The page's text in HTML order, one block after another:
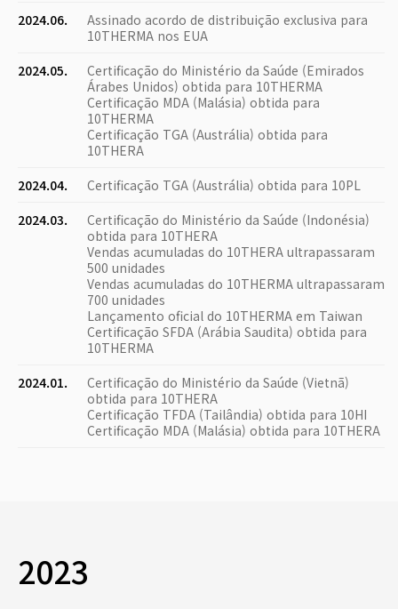
2024.06.
Assinado acordo de distribuição exclusiva para
10THERMA nos EUA
2024.05.
Certificação do Ministério da Saúde (Emirados
Árabes Unidos) obtida para 10THERMA
Certificação MDA (Malásia) obtida para
10THERMA
Certificação TGA (Austrália) obtida para
10THERA
2024.04.
Certificação TGA (Austrália) obtida para 10PL
2024.03.
Certificação do Ministério da Saúde (Indonésia)
obtida para 10THERA
Vendas acumuladas do 10THERA ultrapassaram
500 unidades
Vendas acumuladas do 10THERMA ultrapassaram
700 unidades
Lançamento oficial do 10THERMA em Taiwan
Certificação SFDA (Arábia Saudita) obtida para
10THERMA
2024.01.
Certificação do Ministério da Saúde (Vietnã)
obtida para 10THERA
Certificação TFDA (Tailândia) obtida para 10HI
Certificação MDA (Malásia) obtida para 10THERA
2023